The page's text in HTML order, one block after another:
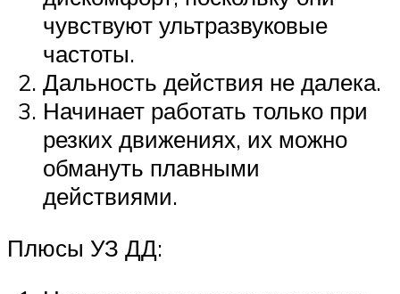
чувствуют ультразвуковые
частоты.
Дальность действия не далека.
Начинает работать только при
резких движениях, их можно
обмануть плавными
действиями.
Плюсы УЗ ДД: